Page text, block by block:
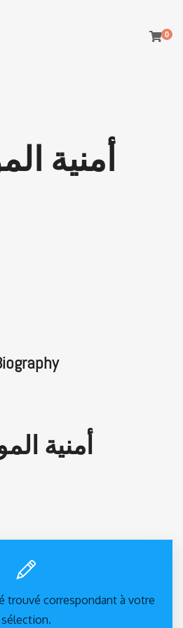
0
أمنية
أمنية
trouvé correspondant à votre
sélection.